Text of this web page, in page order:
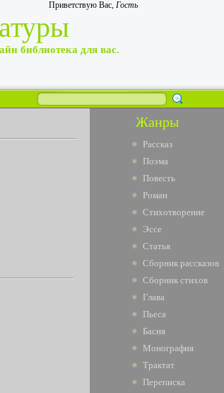
Приветствую Вас, Гость
библиотека для вас.
Жанры
Рассказ
Поэма
Повесть
Роман
Стихотворение
Эссе
Статья
Сборник рассказов
Сборник стихов
Глава
Пьеса
Басня
Монография
Трактат
Переписка